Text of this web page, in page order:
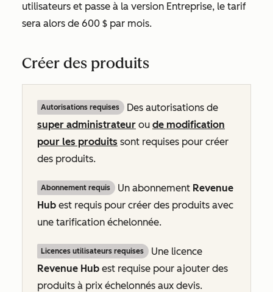
utilisateurs et passe à la version Entreprise, le tarif
sera alors de 600 $ par mois.
Créer des produits
Autorisations requises
Des autorisations de
super administrateur ou de modification
pour les produits sont requises pour créer
des produits.
Abonnement requis Un abonnement Revenue
Hub est requis pour créer des produits avec
une tarification échelonnée.
Licences utilisateurs requises
Une licence
Revenue Hub est requise pour ajouter des
produits à prix échelonnés aux devis.